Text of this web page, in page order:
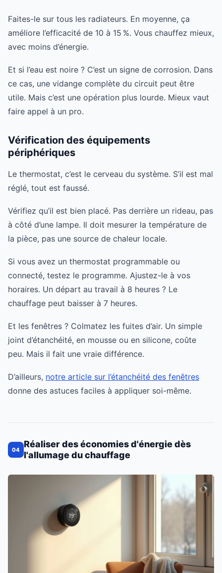
Faites-le sur tous les radiateurs. En moyenne, ça
améliore l’efficacité de 10 à 15 %. Vous chauffez mieux,
avec moins d’énergie.
Et si l’eau est noire ? C’est un signe de corrosion. Dans
ce cas, une vidange complète du circuit peut être
utile. Mais c’est une opération plus lourde. Mieux vaut
faire appel à un pro.
Vérification des équipements
périphériques
Le thermostat, c’est le cerveau du système. S’il est mal
réglé, tout est faussé.
Vérifiez qu’il est bien placé. Pas derrière un rideau, pas
à côté d’une lampe. Il doit mesurer la température de
la pièce, pas une source de chaleur locale.
Si vous avez un thermostat programmable ou
connecté, testez le programme. Ajustez-le à vos
horaires. Un départ au travail à 8 heures ? Le
chauffage peut baisser à 7 heures.
Et les fenêtres ? Colmatez les fuites d’air. Un simple
joint d’étanchéité, en mousse ou en silicone, coûte
peu. Mais il fait une vraie différence.
D’ailleurs, notre article sur l’étanchéité des fenêtres
donne des astuces faciles à appliquer soi-même.
04
Réaliser des économies d'énergie dès
l'allumage du chauffage